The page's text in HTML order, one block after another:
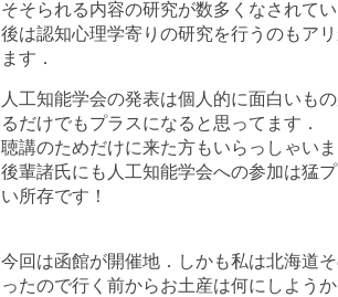
そそられる内容の研究が数多くなされて
後は認知心理学寄りの研究を行うのもア
ます．
人工知能学会の発表は個人的に面白いも
るだけでもプラスになると思ってます．
聴講のためだけに来た方もいらっしゃい
後輩諸氏にも人工知能学会への参加は猛
い所存です！
今回は函館が開催地．しかも私は北海道
ったので行く前からお土産は何にしよう